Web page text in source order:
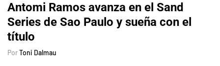
Antomi Ramos avanza en el Sand
Series de Sao Paulo y sueña con el
título
PorToni Dalmau